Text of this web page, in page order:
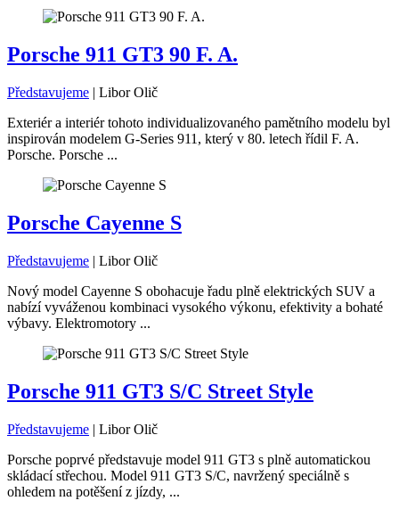
Porsche 911 GT3 90 F. A.
Představujeme | Libor Olič
Exteriér a interiér tohoto individualizovaného pamětního modelu byl
inspirován modelem G-Series 911, který v 80. letech řídil F. A.
Porsche. Porsche ...
Porsche Cayenne S
Představujeme | Libor Olič
Nový model Cayenne S obohacuje řadu plně elektrických SUV a
nabízí vyváženou kombinaci vysokého výkonu, efektivity a bohaté
výbavy. Elektromotory ...
Porsche 911 GT3 S/C Street Style
Představujeme | Libor Olič
Porsche poprvé představuje model 911 GT3 s plně automatickou
skládací střechou. Model 911 GT3 S/C, navržený speciálně s
ohledem na potěšení z jízdy, ...